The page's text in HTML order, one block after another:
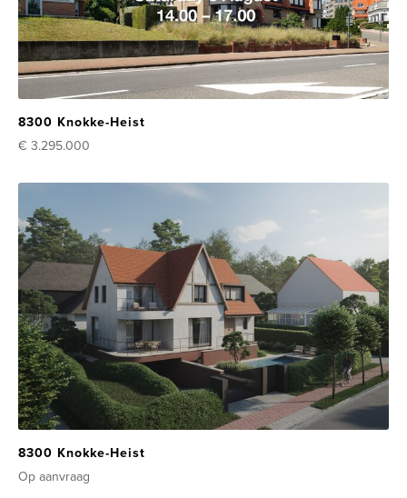
8300 Knokke-Heist
€ 3.295.000
8300 Knokke-Heist
Op aanvraag